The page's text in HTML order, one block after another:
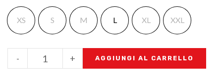
XS S M L XL XXL
+
- AGGIUNGI AL CARRELLO